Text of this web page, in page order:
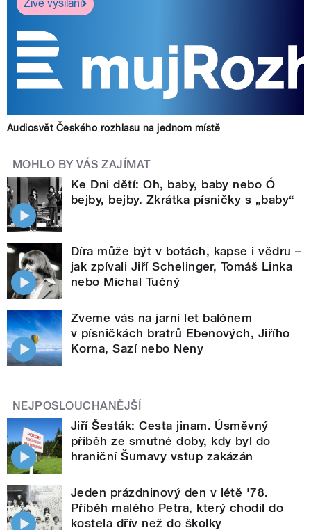
Živé vysílání
Audiosvět Českého rozhlasu na jednom místě
MOHLO BY VÁS ZAJÍMAT
Ke Dni dětí: Oh, baby, baby nebo Ó
bejby, bejby. Zkrátka písničky s „baby“
Díra může být v botách, kapse i vědru –
jak zpívali Jiří Schelinger, Tomáš Linka
nebo Michal Tučný
Zveme vás na jarní let balónem
v písničkách bratrů Ebenových, Jiřího
Korna, Sazí nebo Neny
NEJPOSLOUCHANĚJŠÍ
Jiří Šesták: Cesta jinam. Úsměvný
příběh ze smutné doby, kdy byl do
hraniční Šumavy vstup zakázán
Jeden prázdninový den v létě '78.
Příběh malého Petra, který chodil do
kostela dřív než do školky